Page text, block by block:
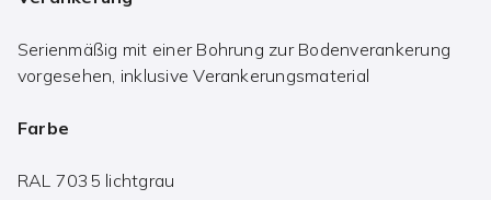
Serienmäßig mit einer Bohrung zur Bodenverankerung
vorgesehen, inklusive Verankerungsmaterial
Farbe
RAL 7035 lichtgrau